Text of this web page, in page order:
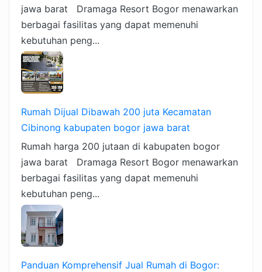
jawa barat Dramaga Resort Bogor menawarkan
berbagai fasilitas yang dapat memenuhi
kebutuhan peng...
Rumah Dijual Dibawah 200 juta Kecamatan
Cibinong kabupaten bogor jawa barat
Rumah harga 200 jutaan di kabupaten bogor
jawa barat Dramaga Resort Bogor menawarkan
berbagai fasilitas yang dapat memenuhi
kebutuhan peng...
Panduan Komprehensif Jual Rumah di Bogor: